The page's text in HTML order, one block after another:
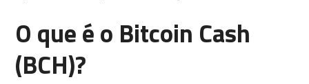
O que é o Bitcoin Cash
(BCH)?